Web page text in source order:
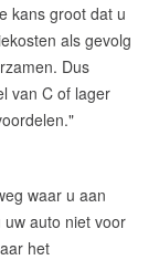
kans groot dat u
als gevolg
Dus
van C of lager
waar u aan
auto niet voor
het